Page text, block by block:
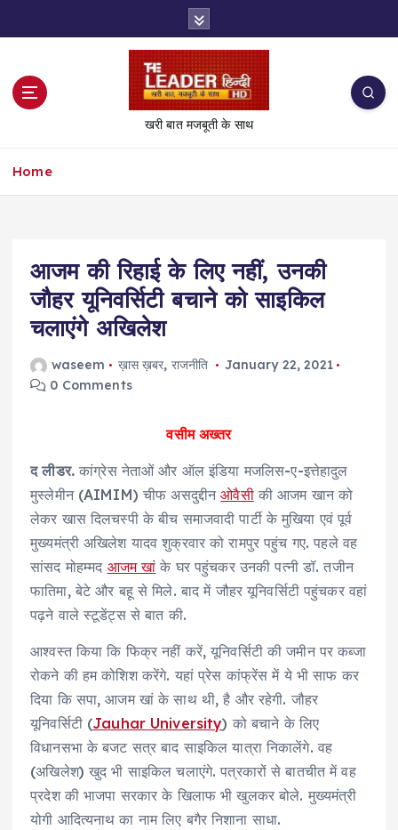
t
खरी बात मजबूती के साथ
Home
आजम की रिहाई के लिए नहीं, उनकी
जौहर यूनिवर्सिटी बचाने को साइकिल
चलाएंगे अखिलेश
waseem ख़ास ख़बर, राजनीति
January 22, 2021
0 Comments
वसीम अख्‍तर
द लीडर.कांग्रेस नेताओं और ऑल इंडिया मजलिस-ए-इत्तेहादुल
मुस्लेमीन (AIMIM) चीफ असदुद्दीनओवैसीकी आजम खान को
लेकर खास दिलचस्पी के बीच समाजवादी पार्टी के मुखिया एवं पूर्व
मुख्यमंत्री अखिलेश यादव शुक्रवार को रामपुर पहुंच गए. पहले वह
सांसद मोहम्मद आजम खां के घर पहुंचकर उनकी पत्नी डॉ. तजीन
फातिमा, बेटे और बहू से मिले. बाद में जौहर यूनिवर्सिटी पहुंचकर वहां
पढ़ने वाले स्टूडेंट्स से बात की.
आश्‍वस्‍त किया कि फिक्र नहीं करें, यूनिवर्सिटी की जमीन पर कब्जा
रोकने की हम कोशिश करेंगे. यहां प्रेस कांफ्रेंस में ये भी साफ कर
दिया कि सपा, आजम खां के साथ थी, है और रहेगी. जौहर
यूनिवर्सिटी (Jauhar University) को बचाने के लिए
विधानसभा के बजट सत्र बाद साइकिल यात्रा निकालेंगे. वह
(अखिलेश) खुद भी साइकिल चलाएंगे. पत्रकारों से बातचीत में वह
प्रदेश की भाजपा सरकार के खिलाफ भी खुलकर बोले. मुख्यमंत्री
योगी आद‍ित्‍यनाथ का नाम लिए बगैर निशाना साधा.